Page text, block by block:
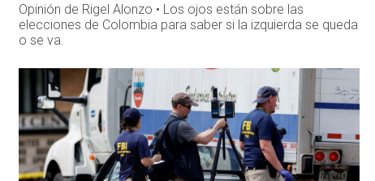
Opinión de Rigel Alonzo • Los ojos están sobre las
elecciones de Colombia para saber si la izquierda se queda
o se va.